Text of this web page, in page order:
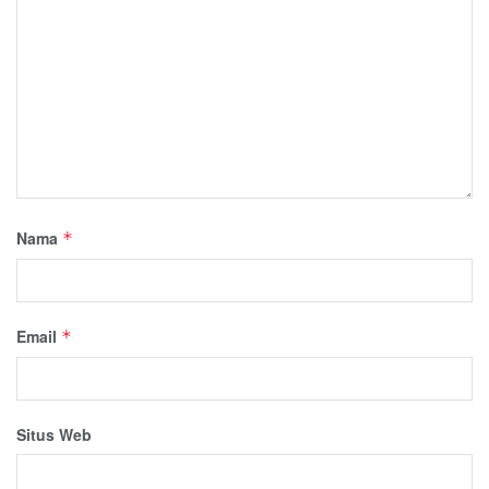
Nama *
Email *
Situs Web